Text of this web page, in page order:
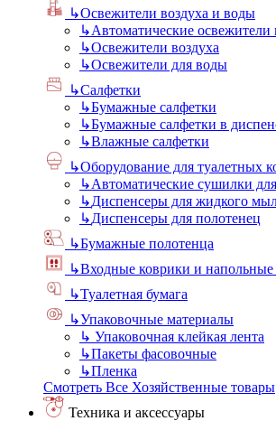
↳Освежители воздуха и воды
↳Автоматические освежители
↳Освежители воздуха
↳Освежители для воды
↳Салфетки
↳Бумажные салфетки
↳Бумажные салфетки в
↳Влажные салфетки
↳Оборудование для туалетных
↳Автоматические сушилки
↳Диспенсеры для жидкого
↳Диспенсеры для полотенец
↳Бумажные полотенца
↳Входные коврики и
↳Туалетная бумага
↳Упаковочные материалы
↳ Упаковочная клейкая лента
↳Пакеты фасовочные
↳Пленка
Смотреть Все Хозяйственные товары
Техника и аксессуары